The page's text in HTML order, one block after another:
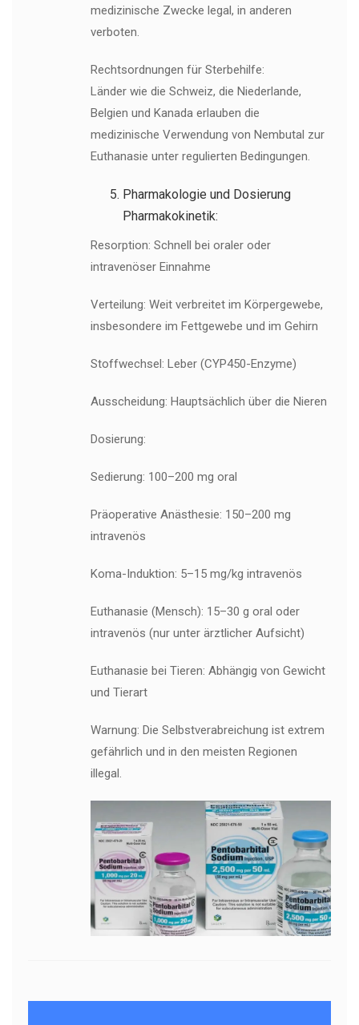
medizinische Zwecke legal, in anderen
verboten.
Rechtsordnungen für Sterbehilfe:
Länder wie die Schweiz, die Niederlande,
Belgien und Kanada erlauben die
medizinische Verwendung von Nembutal zur
Euthanasie unter regulierten Bedingungen.
Pharmakologie und Dosierung
Pharmakokinetik:
Resorption: Schnell bei oraler oder
intravenöser Einnahme
Verteilung: Weit verbreitet im Körpergewebe,
insbesondere im Fettgewebe und im Gehirn
Stoffwechsel: Leber (CYP450-Enzyme)
Ausscheidung: Hauptsächlich über die Nieren
Dosierung:
Sedierung: 100–200 mg oral
Präoperative Anästhesie: 150–200 mg
intravenös
Koma-Induktion: 5–15 mg/kg intravenös
Euthanasie (Mensch): 15–30 g oral oder
intravenös (nur unter ärztlicher Aufsicht)
Euthanasie bei Tieren: Abhängig von Gewicht
und Tierart
Warnung: Die Selbstverabreichung ist extrem
gefährlich und in den meisten Regionen
illegal.